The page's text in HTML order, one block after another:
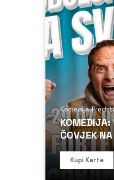
Komedija,
ČOVJEK
Kupi Karte